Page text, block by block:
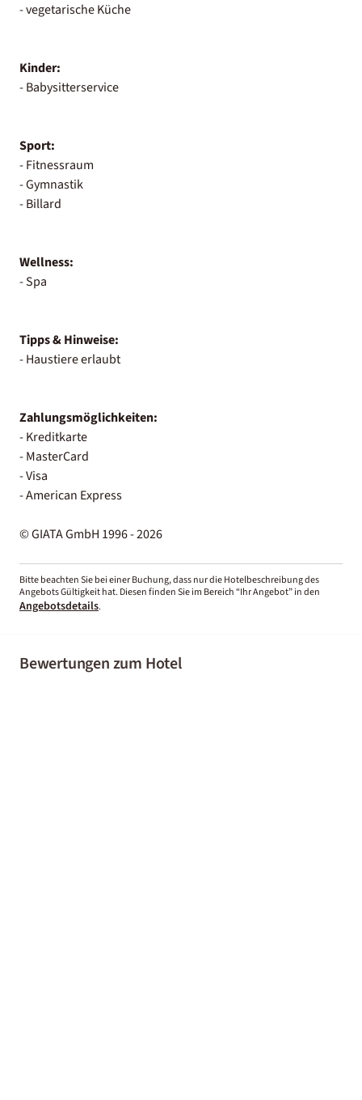
- vegetarische Küche
Kinder:
- Babysitterservice
Sport:
- Fitnessraum
- Gymnastik
- Billard
Wellness:
- Spa
Tipps & Hinweise:
- Haustiere erlaubt
Zahlungsmöglichkeiten:
- Kreditkarte
- MasterCard
- Visa
- American Express
© GIATA GmbH 1996 - 2026
Bitte beachten Sie bei einer Buchung, dass nur die Hotelbeschreibung des
Angebots Gültigkeit hat. Diesen finden Sie im Bereich “Ihr Angebot” in den
Angebotsdetails.
Bewertungen zum Hotel